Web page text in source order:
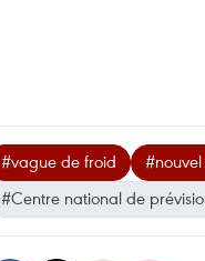
#vague de froid
#Centre national de